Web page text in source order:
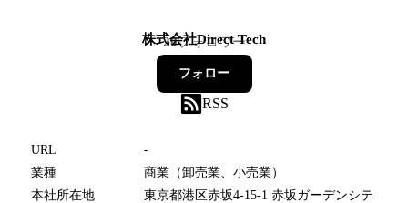
株式会社Direct Tech
20フォロワー
フォロー
RSS
URL
-
業種
商業（卸売業、小売業）
本社所在地
東京都港区赤坂4-15-1 赤坂ガーデンシテ